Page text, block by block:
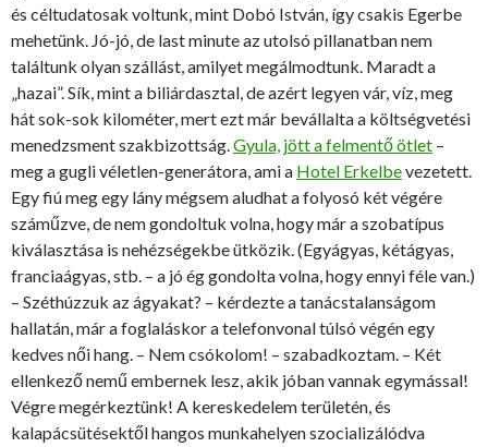
és céltudatosak voltunk, mint Dobó István, így csakis Egerbe
mehetünk. Jó-jó, de last minute az utolsó pillanatban nem
találtunk olyan szállást, amilyet megálmodtunk. Maradt a
„hazai”. Sík, mint a biliárdasztal, de azért legyen vár, víz, meg
hát sok-sok kilométer, mert ezt már bevállalta a költségvetési
menedzsment szakbizottság.Gyula, jött a felmentő ötlet –
meg a gugli véletlen-generátora, ami a Hotel Erkelbevezetett.
Egy fiú meg egy lány mégsem aludhat a folyosó két végére
száműzve, de nem gondoltuk volna, hogy már a szobatípus
kiválasztása is nehézségekbe ütközik. (Egyágyas, kétágyas,
franciaágyas, stb. – a jó ég gondolta volna, hogy ennyi féle van.)
– Széthúzzuk az ágyakat? – kérdezte a tanácstalanságom
hallatán, már a foglaláskor a telefonvonal túlsó végén egy
kedves női hang. – Nem csókolom! – szabadkoztam. – Két
ellenkező nemű embernek lesz, akik jóban vannak egymással!
Végre megérkeztünk! A kereskedelem területén, és
kalapácsütésektől hangos munkahelyen szocializálódva